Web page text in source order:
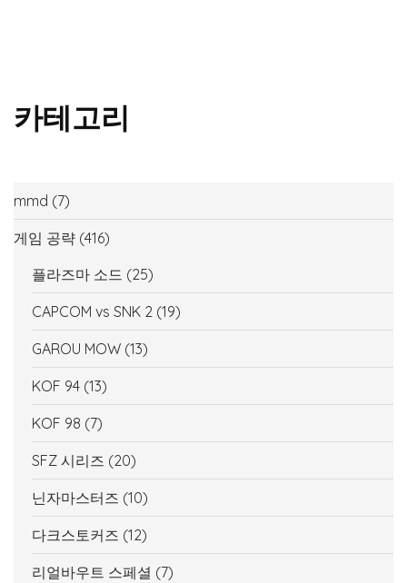
카테고리
mmd (7)
게임 공략 (416)
플라즈마 소드 (25)
CAPCOM vs SNK 2 (19)
GAROU MOW (13)
KOF 94 (13)
KOF 98 (7)
SFZ 시리즈 (20)
닌자마스터즈 (10)
다크스토커즈 (12)
리얼바우트 스페셜 (7)